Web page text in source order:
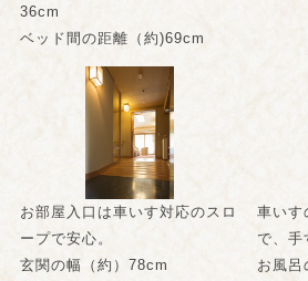
36cm
ベッド間の距離（約)69cm
お部屋入口は車いす対応のスロ
ープで安心。
玄関の幅（約）78cm
車いす
で、手
お風